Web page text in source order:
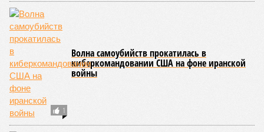
1
Волна самоубийств прокатилась в
киберкомандовании США на фоне иранской
войны